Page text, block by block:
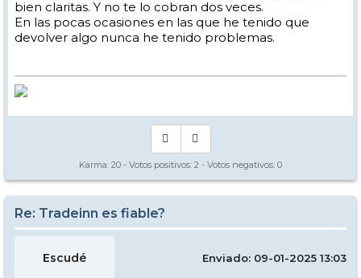
bien claritas. Y no te lo cobran dos veces.
En las pocas ocasiones en las que he tenido que
devolver algo nunca he tenido problemas.
Karma: 20 - Votos positivos: 2 - Votos negativos: 0
Re: Tradeinn es fiable?
Escudé Enviado: 09-01-2025 13:03